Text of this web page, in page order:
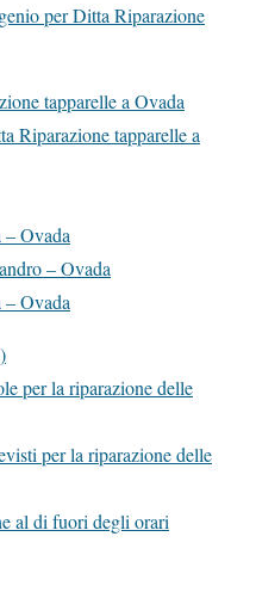
per Ditta Riparazione
tapparelle a Ovada
Riparazione tapparelle a
Ovada
– Ovada
– Ovada
per la riparazione delle
per la riparazione delle
al di fuori degli orari